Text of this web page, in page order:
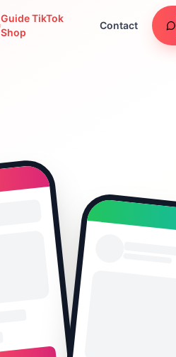
Guide TikTok
Shop
Contact